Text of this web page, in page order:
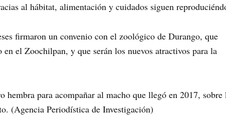
al hábitat, alimentación y cuidados siguen
firmaron un convenio con el zoológico de Durango, que
el Zoochilpan, y que serán los nuevos atractivos para la
para acompañar al macho que llegó en 2017, sobre
(Agencia Periodística de Investigación)